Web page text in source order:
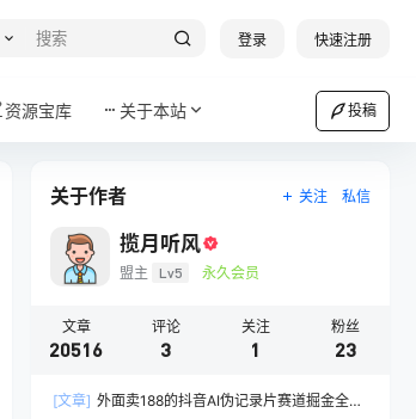
登录 快速注册
资源宝库 关于本站 投稿
关于作者 关注 私信
揽月听风
盟主 Lv5 永久会员
文章
20516
评论
3
关注
1
粉丝
23
[文章] 外面卖188的抖音AI伪记录片赛道掘金全攻